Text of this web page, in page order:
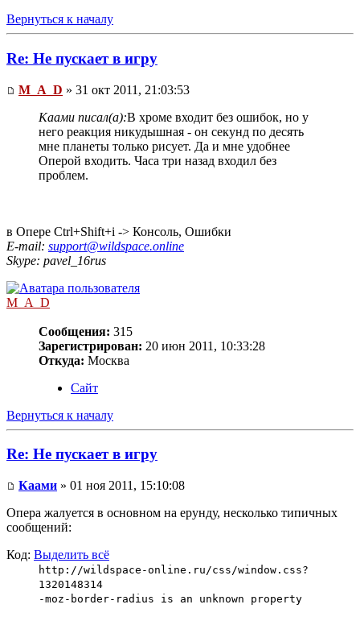
Вернуться к началу
Re: Не пускает в игру
M_A_D » 31 окт 2011, 21:03:53
Каами писал(а):В хроме входит без ошибок, но у
него реакция никудышная - он секунд по десять
мне планеты только рисует. Да и мне удобнее
Оперой входить. Часа три назад входил без
проблем.
в Опере Ctrl+Shift+i -> Консоль, Ошибки
E-mail: support@wildspace.online
Skype: pavel_16rus
M_A_D
Сообщения: 315
Зарегистрирован: 20 июн 2011, 10:33:28
Откуда: Москва
Сайт
Вернуться к началу
Re: Не пускает в игру
Каами » 01 ноя 2011, 15:10:08
Опера жалуется в основном на ерунду, несколько типичных
сообщений:
Код: Выделить всё
http://wildspace-online.ru/css/window.css?
1320148314
-moz-border-radius is an unknown property